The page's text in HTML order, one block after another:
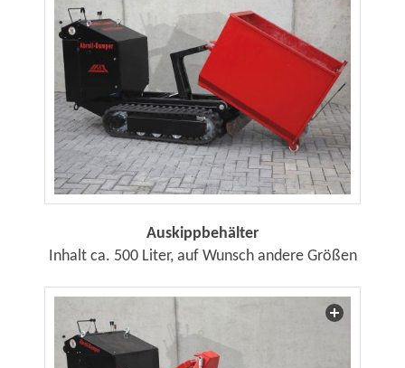
Auskippbehälter
Inhalt ca. 500 Liter, auf Wunsch andere Größen